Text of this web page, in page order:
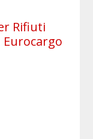
Rifiuti
Eurocargo